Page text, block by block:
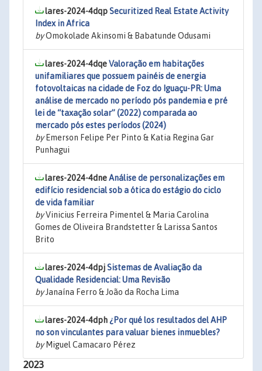
lares-2024-4dqpSecuritized Real Estate Activity
Index in Africa
byOmokolade Akinsomi & Babatunde Odusami
lares-2024-4dqeValoração em habitações
unifamiliares que possuem painéis de energia
fotovoltaicas na cidade de Foz do Iguaçu-PR: Uma
análise de mercado no período pós pandemia e pré
lei de “taxação solar” (2022) comparada ao
mercado pós estes períodos (2024)
byEmerson Felipe Per Pinto & Katia Regina Gar
Punhagui
lares-2024-4dneAnálise de personalizações em
edifício residencial sob a ótica do estágio do ciclo
de vida familiar
byVinicius Ferreira Pimentel & Maria Carolina
Gomes de Oliveira Brandstetter & Larissa Santos
Brito
lares-2024-4dpjSistemas de Avaliação da
Qualidade Residencial: Uma Revisão
byJanaína Ferro & João da Rocha Lima
lares-2024-4dph ¿Por qué los resultados del AHP
no son vinculantes para valuar bienes inmuebles?
byMiguel Camacaro Pérez
2023